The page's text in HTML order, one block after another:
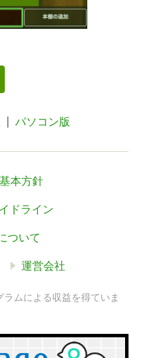
パソコン版
本方針
ドライン
ついて
運営会社
ムによる収益を得ていま